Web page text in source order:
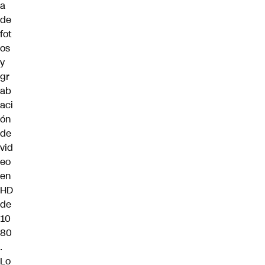
a
de
fot
os
y
gr
ab
aci
ón
de
vid
eo
en
HD
de
10
80
.
Lo